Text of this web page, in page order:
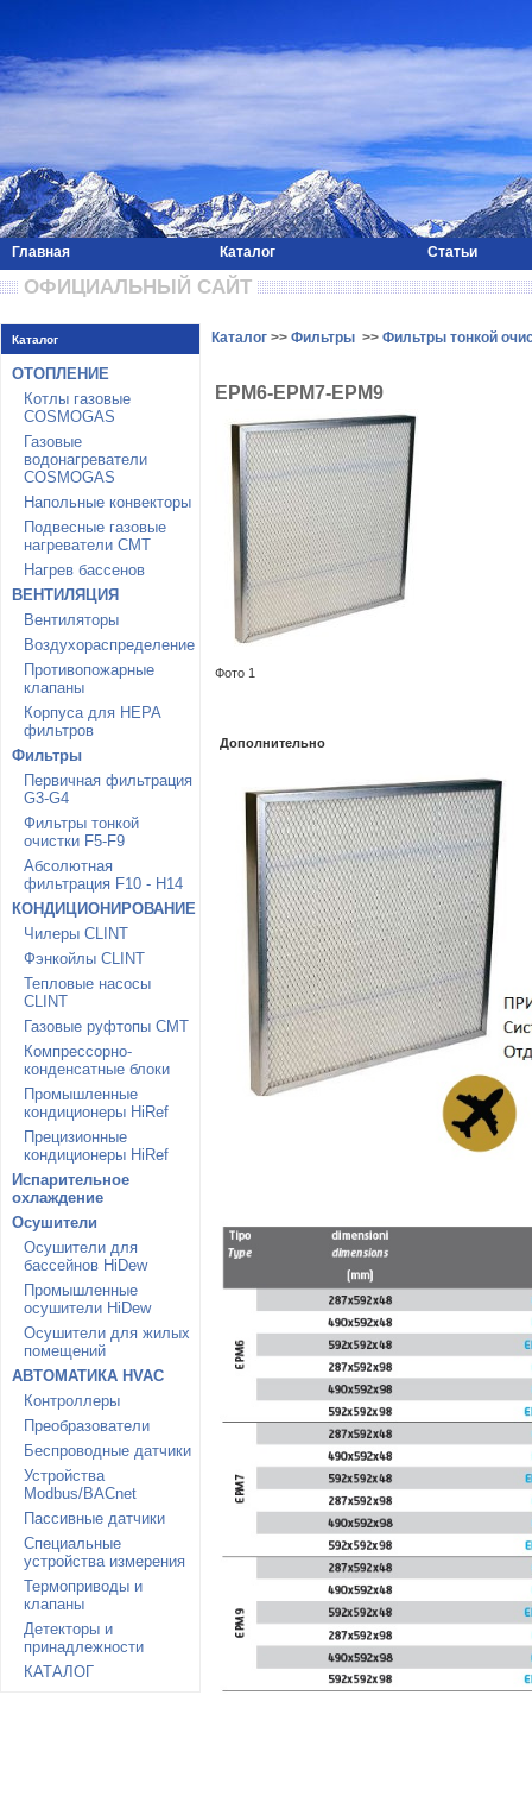
Главная Каталог Статьи
ОФИЦИАЛЬНЫЙ САЙТ
Каталог
ОТОПЛЕНИЕ
Котлы газовые
COSMOGAS
Газовые
водонагреватели
COSMOGAS
Напольные конвекторы
Подвесные газовые
нагреватели CMT
Нагрев бассенов
ВЕНТИЛЯЦИЯ
Вентиляторы
Воздухораспределение
Противопожарные
клапаны
Корпуса для HEPA
фильтров
Фильтры
Первичная фильтрация
G3-G4
Фильтры тонкой
очистки F5-F9
Абсолютная
фильтрация F10 - H14
КОНДИЦИОНИРОВАНИЕ
Чилеры CLINT
Фэнкойлы CLINT
Тепловые насосы
CLINT
Газовые руфтопы CMT
Компрессорно-
конденсатные блоки
Промышленные
кондиционеры HiRef
Прецизионные
кондиционеры HiRef
Испарительное
охлаждение
Осушители
Осушители для
бассейнов HiDew
Промышленные
осушители HiDew
Осушители для жилых
помещений
АВТОМАТИКА HVAC
Контроллеры
Преобразователи
Беспроводные датчики
Устройства
Modbus/BACnet
Пассивные датчики
Специальные
устройства измерения
Термоприводы и
клапаны
Детекторы и
принадлежности
КАТАЛОГ
Каталог >> Фильтры >> Фильтры тонкой
EPM6-EPM7-EPM9
Фото 1
Дополнительно